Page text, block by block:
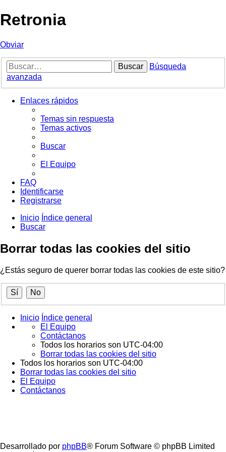
Retronia
Obviar
Buscar
Búsqueda
avanzada
Enlaces rápidos
Temas sin respuesta
Temas activos
Buscar
El Equipo
FAQ
Identificarse
Registrarse
Inicio Índice general
Buscar
Borrar todas las cookies del sitio
¿Estás seguro de querer borrar todas las cookies de este sitio?
Inicio Índice general
El Equipo
Contáctanos
Todos los horarios son UTC-04:00
Borrar todas las cookies del sitio
Todos los horarios son UTC-04:00
Borrar todas las cookies del sitio
El Equipo
Contáctanos
Desarrollado por phpBB® Forum Software © phpBB Limited